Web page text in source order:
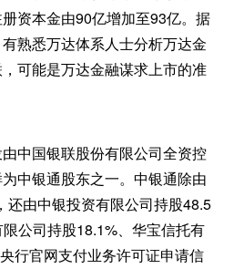
资本金由90亿增加至93亿。据
熟悉万达体系人士分析万达金
可能是万达金融谋求上市的准
中国银联股份有限公司全资控
中银通股东之一。中银通除由
还由中银投资有限公司持股48.5
公司持股18.1%、华宝信托有
行官网支付业务许可证申请信